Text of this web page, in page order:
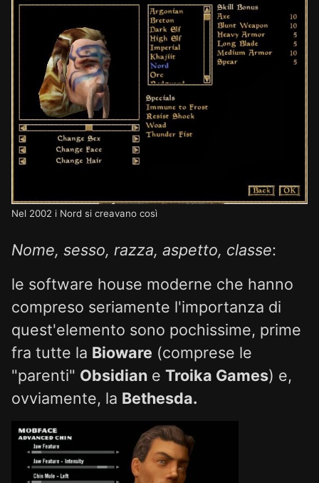
Nel 2002 i Nord si creavano così
Nome, sesso, razza, aspetto, classe:
le software house moderne che hanno
compreso seriamente l'importanza di
quest'elemento sono pochissime, prime
fra tutte la Bioware (comprese le
"parenti" Obsidian e Troika Games) e,
ovviamente, la Bethesda.